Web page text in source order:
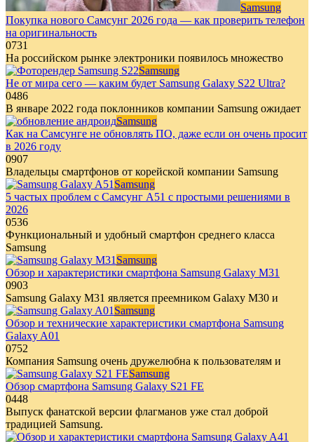
Samsung
Покупка нового Самсунг 2026 года — как проверить телефон
на оригинальность
0731
На российском рынке электроники появилось множество
Samsung
Не от мира сего — каким будет Samsung Galaxy S22 Ultra?
0486
В январе 2022 года поклонников компании Samsung ожидает
Samsung
Как на Самсунге не обновлять ПО, даже если он очень просит
в 2026 году
0907
Владельцы смартфонов от корейской компании Samsung
Samsung
5 частых проблем с Самсунг A51 с простыми решениями в
2026
0536
Функциональный и удобный смартфон среднего класса
Samsung
Samsung
Обзор и характеристики смартфона Samsung Galaxy M31
0903
Samsung Galaxy M31 является преемником Galaxy M30 и
Samsung
Обзор и технические характеристики смартфона Samsung
Galaxy A01
0752
Компания Samsung очень дружелюбна к пользователям и
Samsung
Обзор смартфона Samsung Galaxy S21 FE
0448
Выпуск фанатской версии флагманов уже стал доброй
традицией Samsung.